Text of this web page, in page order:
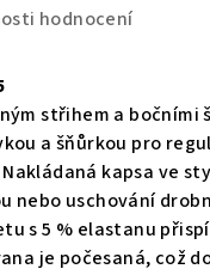
hodnocení
střihem a bočními
a šňůrkou pro
kapsa ve
nebo uschování
s 5 % elastanu
je počesaná, což